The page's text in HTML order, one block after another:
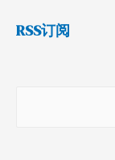
RSS订阅